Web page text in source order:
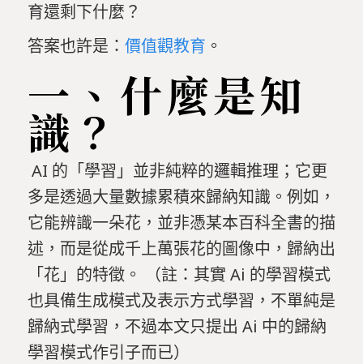
育還剩下什麼？
答案也許是： 價值觀教育 。
一、什麼是知
識？
AI 的「學習」並非純粹的邏輯推理；它更
多是透過大量數據累積來歸納知識。例如，
它能辨識一朵花，並非憑某本百科全書的描
述，而是從成千上萬張花的圖像中，歸納出
「花」的特徵。 （註：其實 Ai 的學習模式
也具備生成模式及表示方式學習，不單純是
歸納式學習，不過本文只提出 Ai 中的歸納
學習模式作引子而已）